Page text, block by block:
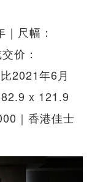
尺幅：
价：
2021年6月
x 121.9
｜香港佳士